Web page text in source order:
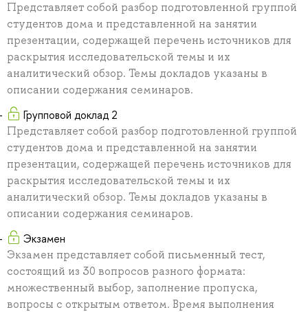
Представляет собой разбор подготовленной группой
студентов дома и представленной на занятии
презентации, содержащей перечень источников для
раскрытия исследовательской темы и их
аналитический обзор. Темы докладов указаны в
описании содержания семинаров.
Групповой доклад 2
Представляет собой разбор подготовленной группой
студентов дома и представленной на занятии
презентации, содержащей перечень источников для
раскрытия исследовательской темы и их
аналитический обзор. Темы докладов указаны в
описании содержания семинаров.
Экзамен
Экзамен представляет собой письменный тест,
состоящий из 30 вопросов разного формата:
множественный выбор, заполнение пропуска,
вопросы с открытым ответом. Время выполнения